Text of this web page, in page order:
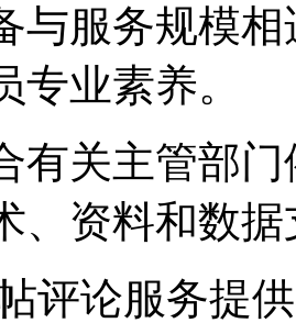
与服务规模
专业素养。
有关主管部
、资料和数
评论服务提